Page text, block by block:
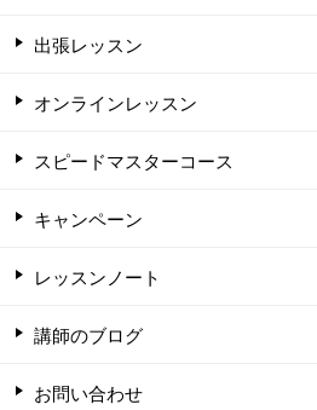
出張レッスン
オンラインレッスン
スピードマスターコース
キャンペーン
レッスンノート
講師のブログ
お問い合わせ